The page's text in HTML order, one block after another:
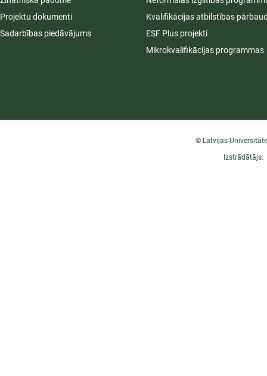
Projektu dokumenti
Sadarbības piedāvājums
Kvalifikācijas atbilstības
ESF Plus projekti
Mikrokvalifikācijas programmas
© Latvijas
Izstrādātājs: